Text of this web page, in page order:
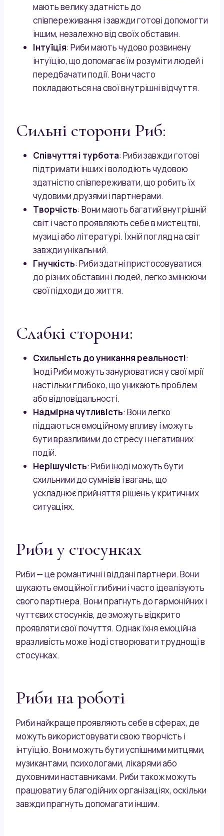
мають велику здатність до
співпереживання і завжди готові допомогти
іншим, незалежно від своїх обставин.
Інтуїція: Риби мають чудово розвинену
інтуїцію, що допомагає їм розуміти людей і
передбачати події. Вони часто
покладаються на свої внутрішні відчуття.
Сильні сторони Риб:
Співчуття і турбота: Риби завжди готові
підтримати інших і володіють чудовою
здатністю співпереживати, що робить їх
чудовими друзями і партнерами.
Творчість: Вони мають багатий внутрішній
світ і часто проявляють себе в мистецтві,
музиці або літературі. Їхній погляд на світ
завжди унікальний.
Гнучкість: Риби здатні пристосовуватися
до різних обставин і людей, легко змінюючи
свої підходи до життя.
Слабкі сторони:
Схильність до уникання реальності:
Іноді Риби можуть занурюватися у свої мрії
настільки глибоко, що уникають проблем
або відповідальності.
Надмірна чутливість: Вони легко
піддаються емоційному впливу і можуть
бути вразливими до стресу і негативних
подій.
Нерішучість: Риби іноді можуть бути
схильними до сумнівів і вагань, що
ускладнює прийняття рішень у критичних
ситуаціях.
Риби у стосунках
Риби — це романтичні і віддані партнери. Вони
шукають емоційної глибини і часто ідеалізують
свого партнера. Вони прагнуть до гармонійних і
чуттєвих стосунків, де зможуть відкрито
проявляти свої почуття. Однак їхня емоційна
вразливість може іноді створювати труднощі в
стосунках.
Риби на роботі
Риби найкраще проявляють себе в сферах, де
можуть використовувати свою творчість і
інтуїцію. Вони можуть бути успішними митцями,
музикантами, психологами, лікарями або
духовними наставниками. Риби також можуть
працювати у благодійних організаціях, оскільки
завжди прагнуть допомагати іншим.